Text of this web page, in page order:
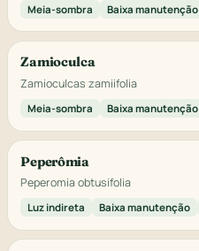
Meia-sombra Baixa manutenção
Zamioculca
Zamioculcas zamiifolia
Meia-sombra Baixa manutenção
Peperômia
Peperomia obtusifolia
Luz indireta Baixa manutenção